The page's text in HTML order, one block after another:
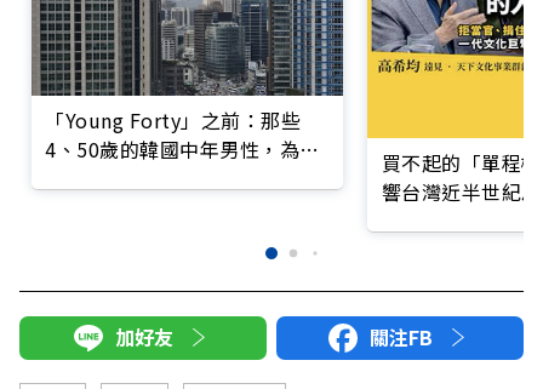
「Young Forty」之前：那些
4、50歲的韓國中年男性，為何
買不起的「單程
響台灣近半世紀
加好友 關注FB